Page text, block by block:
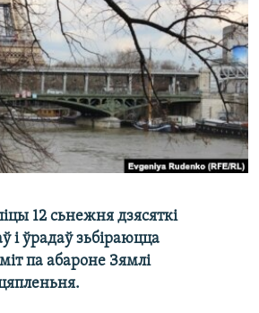
12 сьнежня дзясяткі
і ўрадаў зьбіраюцца
па абароне Зямлі